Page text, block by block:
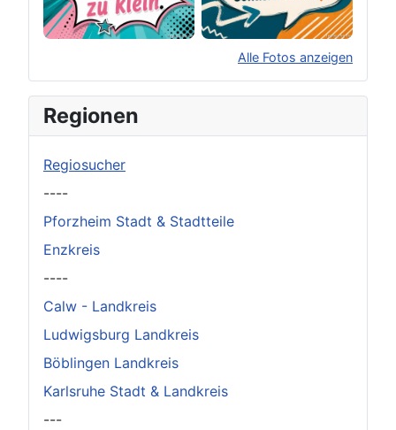
Alle Fotos anzeigen
Original herunterladen
Regionen
Regiosucher
----
Pforzheim Stadt & Stadtteile
Enzkreis
----
Calw - Landkreis
Ludwigsburg Landkreis
Böblingen Landkreis
Karlsruhe Stadt & Landkreis
---